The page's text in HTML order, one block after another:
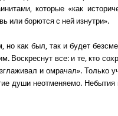
которые «как
или борются с ней изнутри».
как был, так и будет
Воскреснут все: и те, кто
и омрачал». Только
души неотменяемо. Небытия